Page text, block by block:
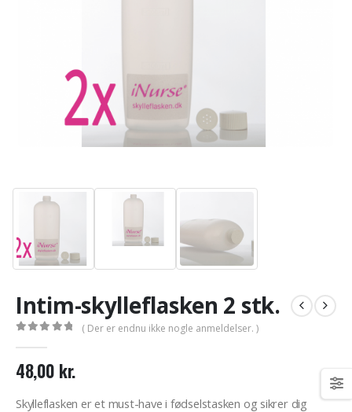
Intim-skylleflasken 2 stk.
( Der er endnu ikke nogle anmeldelser. )
48,00 kr.
Skylleflasken er et must-have i fødselstasken og sikrer dig